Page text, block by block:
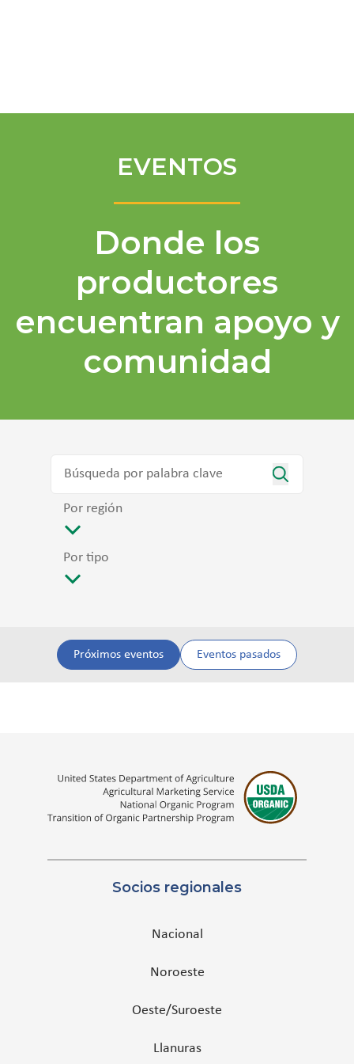
EVENTOS
Donde los
productores
encuentran apoyo y
comunidad
Por región
Por tipo
Próximos eventos Eventos pasados
Socios regionales
Nacional
Noroeste
Oeste/Suroeste
Llanuras